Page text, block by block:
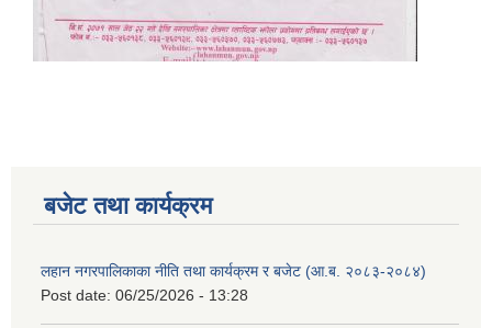
बजेट तथा कार्यक्रम
लहान नगरपालिकाका नीति तथा कार्यक्रम र बजेट (आ.ब. २०८३-२०८४)
Post date: 06/25/2026 - 13:28